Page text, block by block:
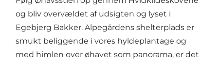
og bliv overvældet af udsigten og lyset i
Egebjerg Bakker. Alpegårdens shelterplads er
smukt beliggende i vores hyldeplantage og
med himlen over øhavet som panorama, er det